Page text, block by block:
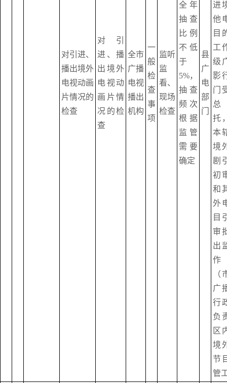
对引进、
播出境外
电视动画
片情况的
检查
对引
进、播
出境外
电视动
画片情
况的检
查
全市
广播
电视
播出
机构
一
般
检
查
事
项
监听
监
看、
现场
检查
全年
抽查
比例
不低
于
5%，
抽查
频次
根据
监管
需要
确定
县
广
电
部
门
进
他
目
工
级
影
门
总
托
本
境
剧
初
和
外
目
审
出
作
（
广
行
负
区
境
节
管